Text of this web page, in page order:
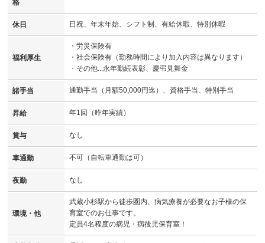
格
休日 日祝、年末年始、シフト制、有給休暇、特別休暇
福利厚生
・労災保険有
・社会保険有（勤務時間により加入内容は異なります）
・その他...永年勤続表彰、慶弔見舞金
諸手当 通勤手当（月額50,000円迄）、資格手当、特別手当
昇給 年1回（昨年実績）
賞与 なし
車通勤 不可（自転車通勤は可）
夜勤 なし
環境・他
武蔵小杉駅から徒歩圏内、病気療養が必要なお子様の保
育室でのお仕事です。
定員4名程度の病児・病後児保育室！